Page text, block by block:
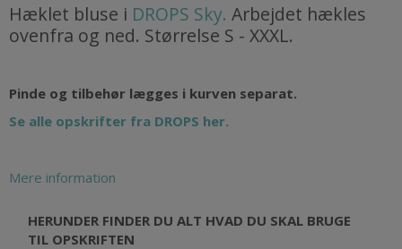
Hæklet bluse i DROPS Sky. Arbejdet hækles
ovenfra og ned. Størrelse S - XXXL.
Pinde og tilbehør lægges i kurven separat.
Se alle opskrifter fra DROPS her.
Mere information
HERUNDER FINDER DU ALT HVAD DU SKAL BRUGE
TIL OPSKRIFTEN